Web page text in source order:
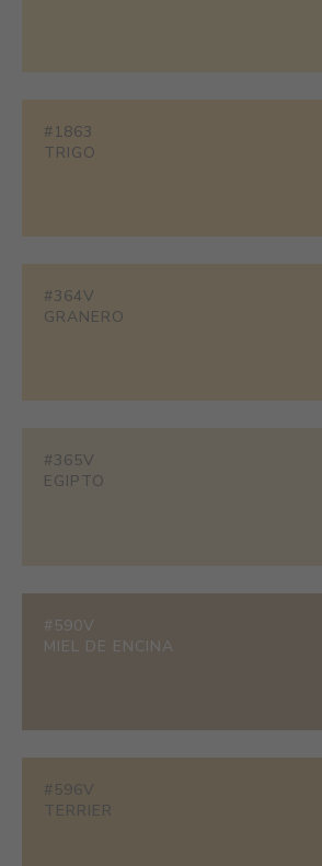
#1863
TRIGO
#364V
GRANERO
#365V
EGIPTO
#590V
MIEL DE ENCINA
#596V
TERRIER